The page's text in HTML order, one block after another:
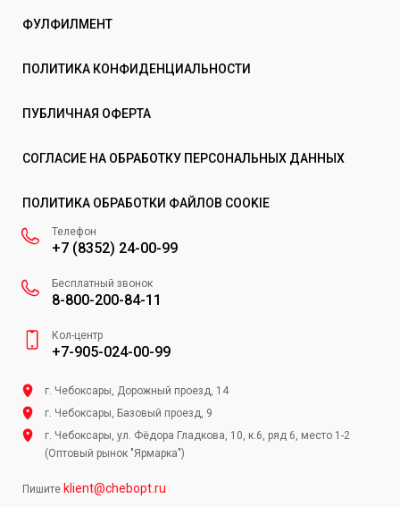
ФУЛФИЛМЕНТ
ПОЛИТИКА КОНФИДЕНЦИАЛЬНОСТИ
ПУБЛИЧНАЯ ОФЕРТА
СОГЛАСИЕ НА ОБРАБОТКУ ПЕРСОНАЛЬНЫХ ДАННЫХ
ПОЛИТИКА ОБРАБОТКИ ФАЙЛОВ COOKIE
Телефон
+7 (8352) 24-00-99
Бесплатный звонок
8-800-200-84-11
Кол-центр
+7-905-024-00-99
г. Чебоксары, Дорожный проезд, 14
г. Чебоксары, Базовый проезд, 9
г. Чебоксары, ул. Фёдора Гладкова, 10, к.6, ряд 6, место 1-2
(Оптовый рынок "Ярмарка")
Пишите klient@chebopt.ru